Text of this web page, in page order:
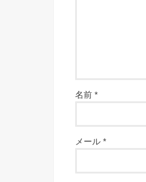
名前 *
メール *